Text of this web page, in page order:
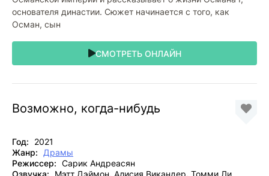
основателя династии. Сюжет начинается с того, как
Осман, сын
СМОТРЕТЬ ОНЛАЙН
Возможно, когда-нибудь
Год:
2021
Жанр:
Драмы
Режиссер: Сарик Андреасян
Озвучка:
Мэтт Дэймон, Алисия Викандер, Томми Ли